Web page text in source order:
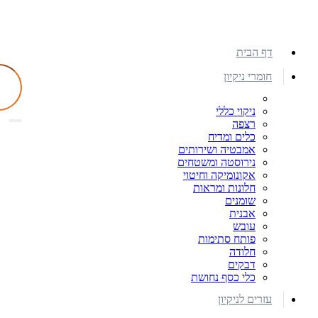
דף הבית
חומרי ניקיון
ניקוי כללי
רצפה
כלים ומדיח
אמבטיה ושירותים
נירוסטה ומשטחים
אקונומיקה וחיטוי
חלונות ומראות
שומנים
אבנית
עובש
פותח סתימות
חלודה
דבקים
כלי כסף נחושת
עזרים לניקיון